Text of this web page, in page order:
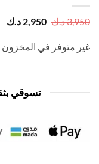
د.ك السعر
3,950 د.ك.
2,950د.كالسعر
2,950 د.ك.متوفر في المخزون
تسوقي بثقة —